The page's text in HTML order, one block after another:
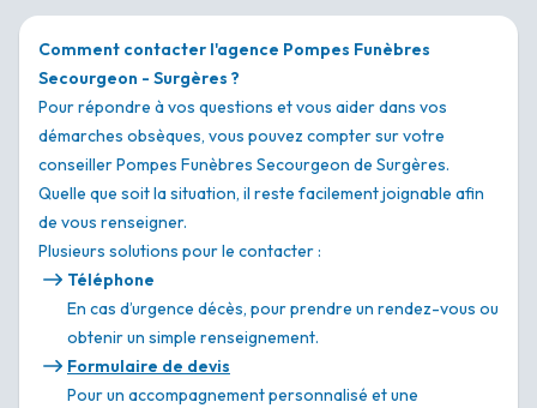
Comment contacter l'agence Pompes Funèbres
Secourgeon - Surgères ?
Pour répondre à vos questions et vous aider dans vos
démarches obsèques, vous pouvez compter sur votre
conseiller Pompes Funèbres Secourgeon de Surgères.
Quelle que soit la situation, il reste facilement joignable afin
de vous renseigner.
Plusieurs solutions pour le contacter :
Téléphone
En cas d’urgence décès, pour prendre un rendez-vous ou
obtenir un simple renseignement.
Formulaire de devis
Pour un accompagnement personnalisé et une